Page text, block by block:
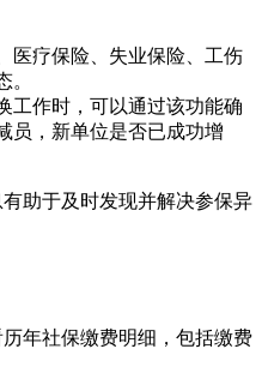
医疗保险、失业保险、工伤
。
工作时，可以通过该功能确
员，新单位是否已成功增
助于及时发现并解决参保异
年社保缴费明细，包括缴费